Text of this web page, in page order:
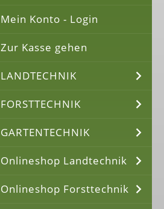
Mein Konto - Login
Zur Kasse gehen
LANDTECHNIK
FORSTTECHNIK
GARTENTECHNIK
Onlineshop Landtechnik
Onlineshop Forsttechnik